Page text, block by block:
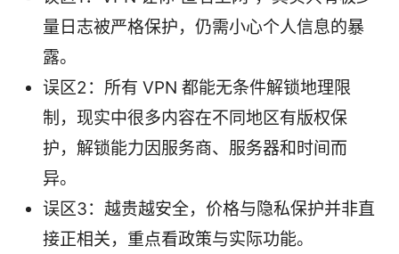
量日志被严格保护，仍需小心个人信息的暴
露。
误区2：所有 VPN 都能无条件解锁地理限
制，现实中很多内容在不同地区有版权保
护，解锁能力因服务商、服务器和时间而
异。
误区3：越贵越安全，价格与隐私保护并非直
接正相关，重点看政策与实际功能。